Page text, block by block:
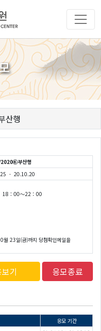
산행
부산행
- 20.10.20
18：00～22：00
월 23일(금)까지 당첨확인메일을
기 응모종료
응모 기간